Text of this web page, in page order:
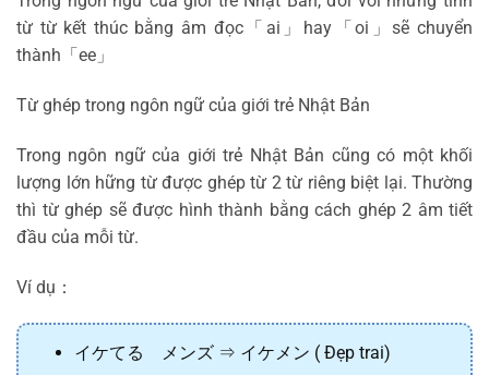
từ từ kết thúc bằng âm đọc「ai」hay「oi」sẽ chuyển
thành「ee」
Từ ghép trong ngôn ngữ của giới trẻ Nhật Bản
Trong ngôn ngữ của giới trẻ Nhật Bản cũng có một khối
lượng lớn hững từ được ghép từ 2 từ riêng biệt lại. Thường
thì từ ghép sẽ được hình thành bằng cách ghép 2 âm tiết
đầu của mỗi từ.
Ví dụ：
イケてる メンズ ⇒ イケメン ( Đẹp trai)